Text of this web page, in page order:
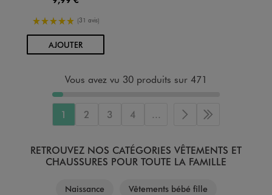
5/5 de moyenne
(31 avis)
AJOUTERAU PANIER
Vous avez vu 30 produits sur 471
1 2 3 4 ... Page suivante
Dernière page
RETROUVEZ NOS CATÉGORIES VÊTEMENTS ET
CHAUSSURES POUR TOUTE LA FAMILLE
Naissance Vêtements bébé fille